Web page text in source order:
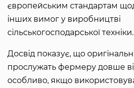
європейським стандартам
інших вимог у виробництві
сільськогосподарської техніки.
Досвід показує, що
прослужать фермеру довше
особливо, якщо